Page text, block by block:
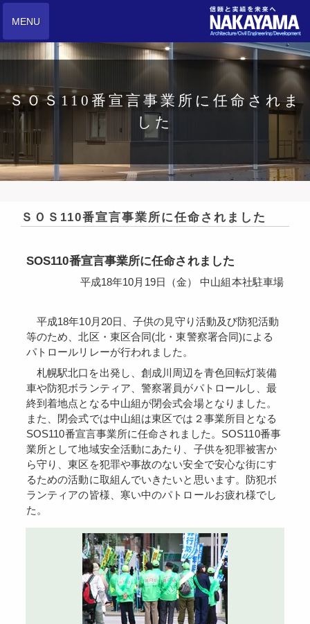
MENU
ＳＯＳ110番宣言事業所に任命されま
した
ＳＯＳ110番宣言事業所に任命されました
SOS110番宣言事業所に任命されました
平成18年10月19日（金） 中山組本社駐車場
平成18年10月20日、子供の見守り活動及び防犯活動
等のため、北区・東区合同(北・東警察署合同)による
パトロールリレーが行われました。
札幌駅北口を出発し、創成川周辺を青色回転灯装備
車や防犯ボランティア、警察署員がパトロールし、最
終到着地点となる中山組が閉会式会場となりました。
また、閉会式では中山組は東区では２事業所目となる
SOS110番宣言事業所に任命されました。SOS110番事
業所として地域安全活動にあたり、子供を犯罪被害か
ら守り、東区を犯罪や事故のない安全で安心な街にす
るための活動に取組んでいきたいと思います。防犯ボ
ランティアの皆様、寒い中のパトロールお疲れ様でし
た。